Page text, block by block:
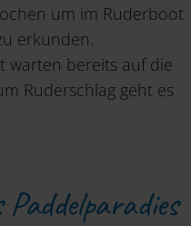
um im Ruderboot
erkunden.
warten bereits auf die
Ruderschlag geht es